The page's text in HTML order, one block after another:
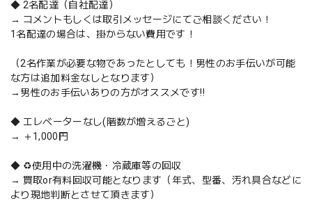
◆ 2名配達（自社配達）
→ コメントもしくは取引メッセージにてご相談ください！
1名配達の場合は、掛からない費用です！
（2名作業が必要な物であったとしても！男性のお手伝いが可能
な方は追加料金なしとなります）
→男性のお手伝いありの方がオススメです‼️
◆ エレベーターなし(階数が増えるごと)
→ ＋1,000円
◆ ♻️使用中の洗濯機・冷蔵庫等の回収
→ 買取or有料回収可能となります（年式、型番、汚れ具合などに
より現地判断とさせて頂きます）